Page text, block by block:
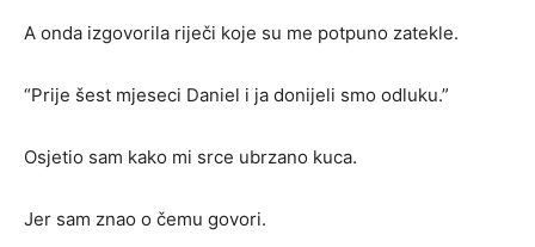
A onda izgovorila riječi koje su me potpuno zatekle.
“Prije šest mjeseci Daniel i ja donijeli smo odluku.”
Osjetio sam kako mi srce ubrzano kuca.
Jer sam znao o čemu govori.